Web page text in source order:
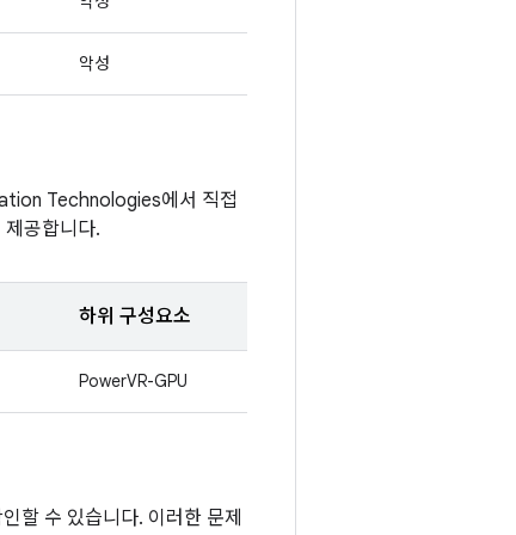
악성
Technologies에서 직접
공합니다.
하위 구성요소
PowerVR-GPU
할 수 있습니다. 이러한 문제